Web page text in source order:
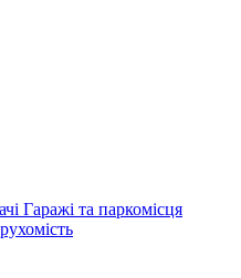
Гаражі та паркомісця